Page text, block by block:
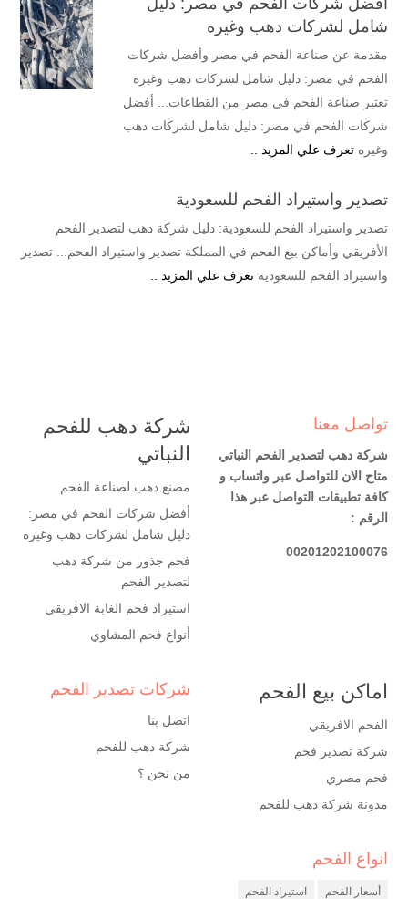
شامل لشركات دهب وغيره
مقدمة عن صناعة الفحم في مصر وأفضل شركات
الفحم في مصر: دليل شامل لشركات دهب وغيره
تعتبر صناعة الفحم في مصر من القطاعات... أفضل
شركات الفحم في مصر: دليل شامل لشركات دهب
وغيره تعرف علي المزيد ..
تصدير واستيراد الفحم للسعودية
تصدير واستيراد الفحم للسعودية: دليل شركة دهب لتصدير الفحم
الأفريقي وأماكن بيع الفحم في المملكة تصدير واستيراد الفحم... تصدير
واستيراد الفحم للسعودية تعرف علي المزيد ..
تواصل معنا
شركة دهب لتصدير الفحم النباتي
متاح الان للتواصل عبر واتساب و
كافة تطبيقات التواصل عبر هذا
الرقم :
00201202100076
شركة دهب للفحم
النباتي
مصنع دهب لصناعة الفحم
أفضل شركات الفحم في مصر:
دليل شامل لشركات دهب وغيره
فحم جذور من شركة دهب
لتصدير الفحم
استيراد فحم الغابة الافريقي
أنواع فحم المشاوي
اماكن بيع الفحم
الفحم الافريقي
شركة تصدير فحم
فحم مصري
مدونة شركة دهب للفحم
شركات تصدير الفحم
اتصل بنا
شركة دهب للفحم
من نحن ؟
انواع الفحم
أسعار الفحم استيراد الفحم